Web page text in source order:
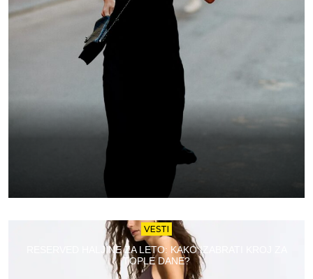
VESTI
RESERVED HALJINE ZA LETO: KAKO IZABRATI KROJ ZA
TOPLE DANE?